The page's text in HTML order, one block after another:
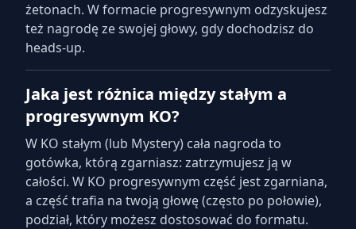
żetonach. W formacie progresywnym odzyskujesz
też nagrodę ze swojej głowy, gdy dochodzisz do
heads-up.
Jaka jest różnica między stałym a
progresywnym KO?
W KO stałym (lub Mystery) cała nagroda to
gotówka, którą zgarniasz: zatrzymujesz ją w
całości. W KO progresywnym część jest zgarniana,
a część trafia na twoją głowę (często po połowie),
podział, który możesz dostosować do formatu.